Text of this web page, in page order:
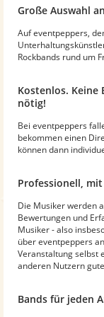
Große Auswahl
Auf eventpeppers,
Rockbands rund um
Kostenlos. Keine
nötig!
Bei eventpeppers
bekommen einen
können dann
Professionell,
Die Musiker werden
Bewertungen und
Musiker - also
über eventpeppers
Veranstaltung selbst
anderen Nutzern
Bands für jeden